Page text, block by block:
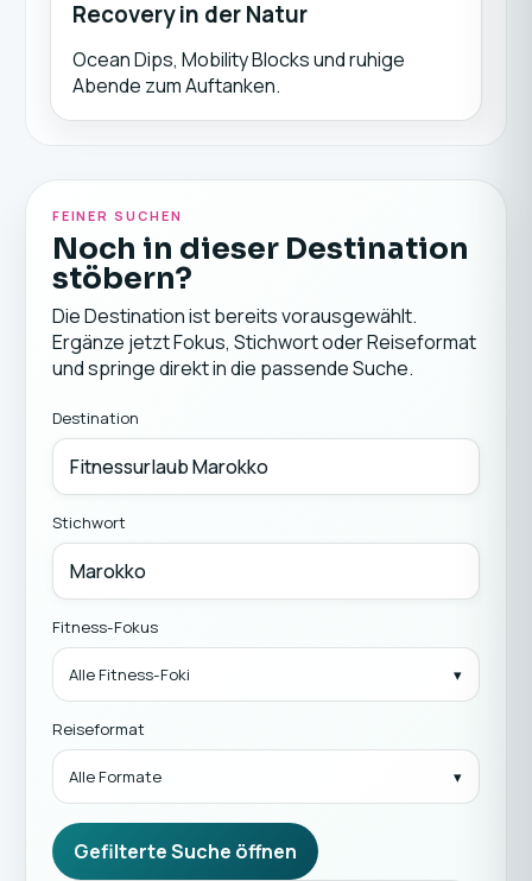
Recovery in der Natur
Ocean Dips, Mobility Blocks und ruhige
Abende zum Auftanken.
FEINER SUCHEN
Noch in dieser Destination
stöbern?
Die Destination ist bereits vorausgewählt.
Ergänze jetzt Fokus, Stichwort oder Reiseformat
und springe direkt in die passende Suche.
Destination
Stichwort
Fitness-Fokus
Alle Fitness-Foki
Reiseformat
Alle Formate
Gefilterte Suche öffnen